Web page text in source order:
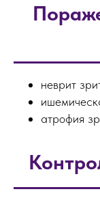
неврит
атрофия